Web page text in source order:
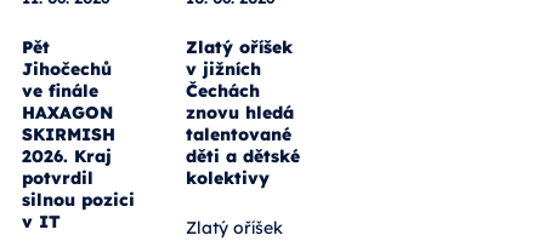
Pět
Jihočechů
ve finále
HAXAGON
SKIRMISH
2026. Kraj
potvrdil
silnou pozici
v IT
Zlatý oříšek
v jižních
Čechách
znovu hledá
talentované
děti a dětské
kolektivy
Zlatý oříšek